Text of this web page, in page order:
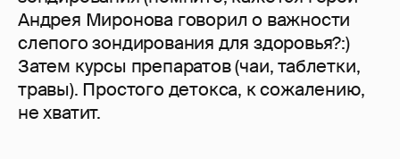
Андрея Миронова говорил о важности
слепого зондирования для здоровья?:)
Затем курсы препаратов (чаи, таблетки,
травы). Простого детокса, к сожалению,
не хватит.